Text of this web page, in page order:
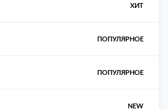
ХИТ
ПОПУЛЯРНОЕ
ПОПУЛЯРНОЕ
NEW